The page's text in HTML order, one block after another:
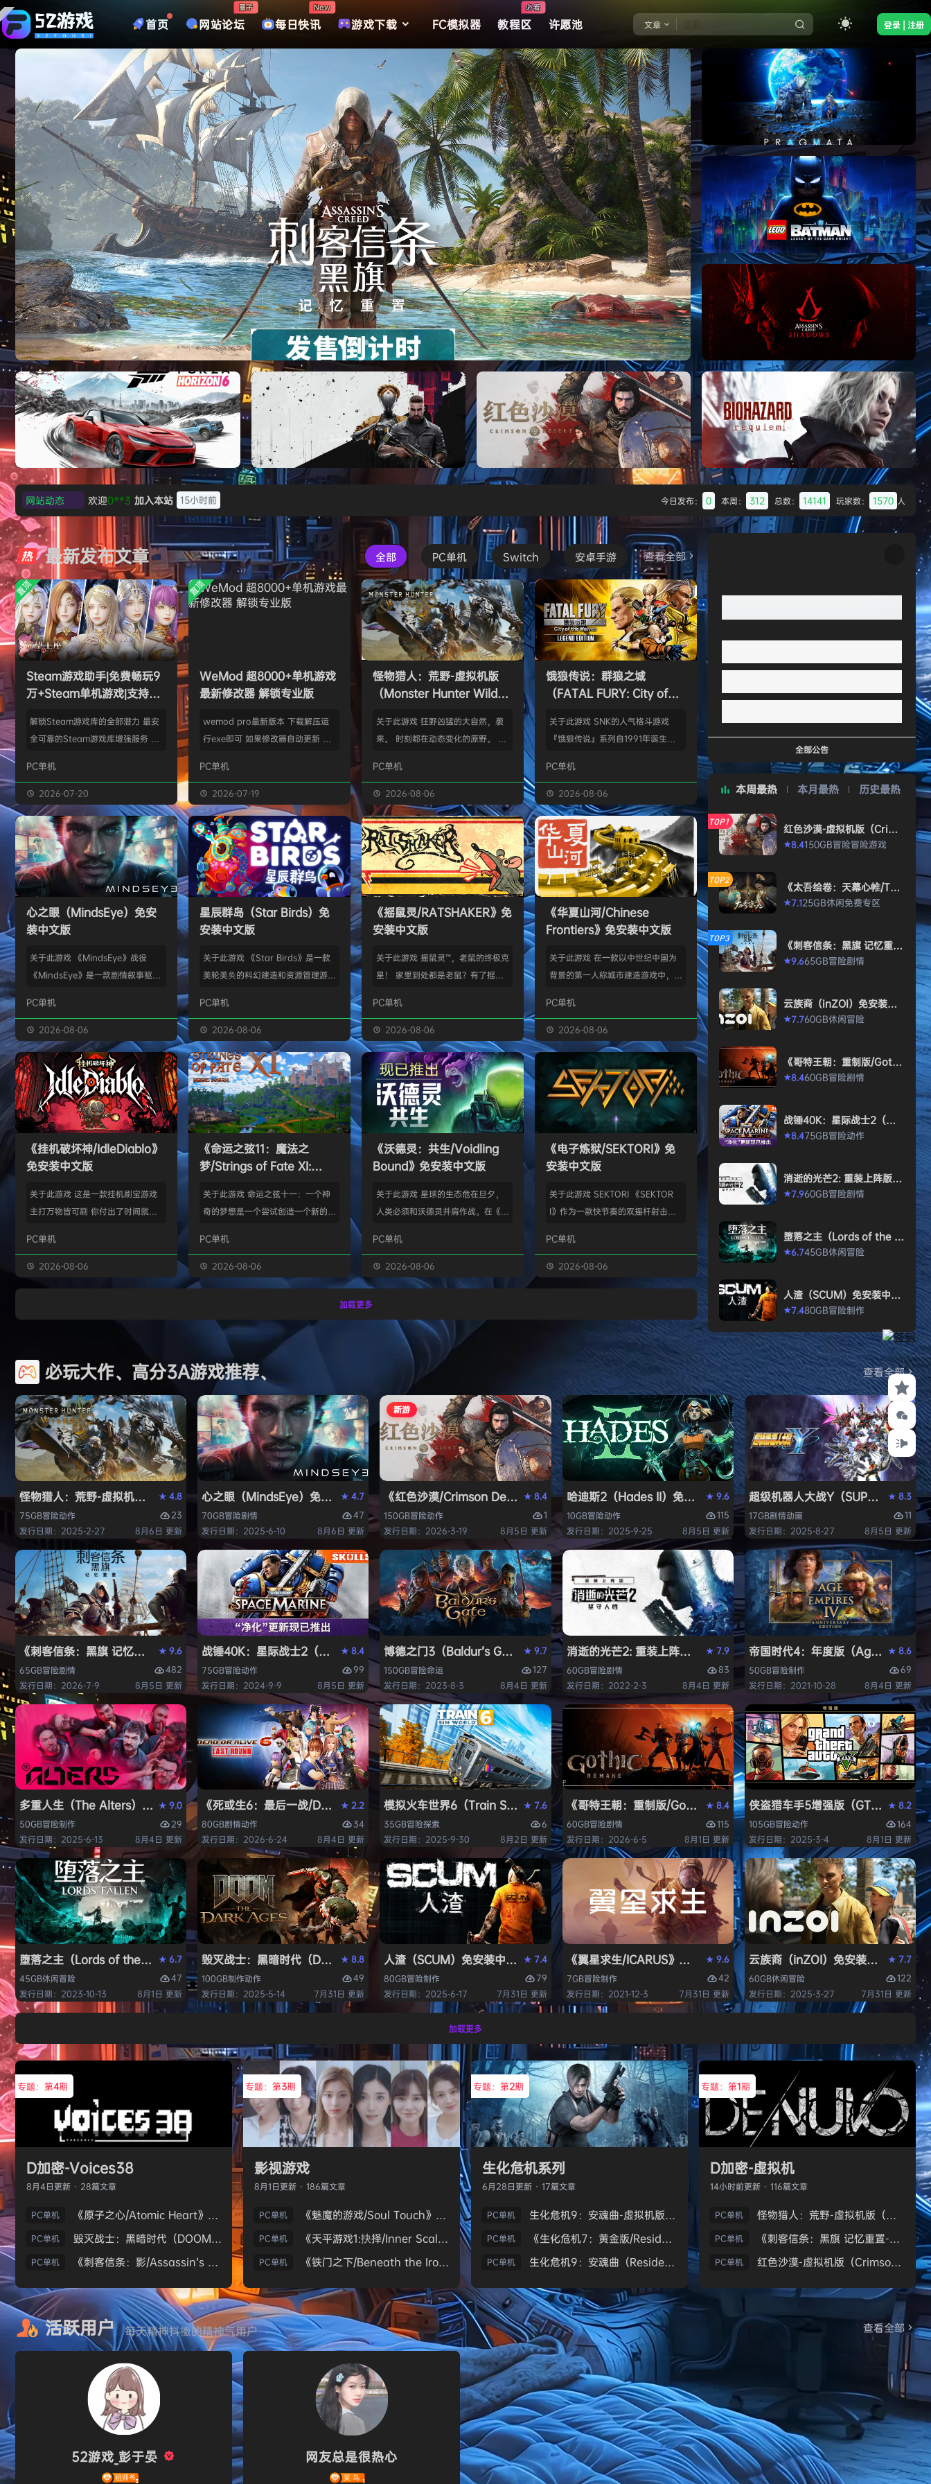
首页 网站论坛
圈子
每日快讯
New
游戏下载 FC模拟器 教程区
必看
许愿池 文章 登录 | 注册
《刺客信条：黑旗 记忆重置-虚拟机版/Assassin’s Creed Black Flag Resynced
HYPERVISOR》免安装中文版
007 初露锋芒（007 First Light
《识质存在/PRAGMATA》免安装中文版
《乐高蝙蝠侠：黑暗骑士之遗/LEGO
Batman: Legacy of the Dark Knight》
免安装中文版
《刺客信条：影/Assassin’s Creed
Shadows》免安装版，非虚拟机
极限竞速：地平线6（Forza Horizon 6）免
安装中文版
《原子之心/Atomic Heart》免安装中文版
红色沙漠-虚拟机版（Crimson Desert
HYPERVISOR）免安装中文版
生化危机9：安魂曲（Resident Evil
Requiem）免安装中文版
网站动态 欢迎c***s 加入本站 16小时前
欢迎V****y 加入本站 19小时前
j***j 加入本站
欢迎1******4 加入本站 8月5日
l***g 签到获取 28 点积分 8月5日
w******g 签到获取 49 点积分 8月4日
欢迎w******g 加入本站 8月4日
欢迎Z******U 加入本站
欢迎k******2 加入本站
欢迎C****i 加入本站
欢迎Q*H 加入本站 14小时前
欢迎e******i 加入本站 14小时前
点积分
欢迎普洱 加入本站 14小时前
欢迎0**3 加入本站 15小时前
今日发布： 0 本周： 312 总数： 14141 玩家数： 1570 人
最新发布文章 全部 PC单机 Switch 安卓手游 查看全部
置顶
Steam游戏助手|免费畅玩9
万+Steam单机游戏|支持D
解锁Steam游戏库的全部潜力 最安
全可靠的Steam游戏库增强服务 工
修改任何steam设置、安全可靠、
可入库游戏总数 94000+、无视已
下架和锁区游戏、支持大多数游戏联
机。 无需为每一款游戏单独付费，
只需支付一次工具费用或订阅费，即
可永久访问工具库内的成千上万款游
戏，包括昂贵的3A大作。 极大地降
低了玩游戏的经济门槛，让玩家可以
无压力地尝试各种类型的游戏。操
作…
PC单机
2026-07-20
置顶
WeMod 超8000+单机游戏
最新修改器 解锁专业版
wemod pro最新版本 下载解压运
行exe即可 如果修改器自动更新 把
r 这个文件替换到新版的即可。 We
Mod 目前支持超过千款热门游戏，
且每周都会追加游戏列表。由于很多
修改器原作者都入驻了，所以修改器
内容更新应该也是最全、最及时的。
千款游戏听起来不多，但其实已经涵
盖了主流热门游戏【资源名称】：w
emod pro【资源版本】：【资源
大…
PC单机
2026-07-19
怪物猎人：荒野-虚拟机版
（Monster Hunter Wilds
版
关于此游戏 狂野凶猛的大自然，袭
来。 时刻都在动态变化的原野。 这
的怪物与人们的故事。 你会化为以
狩猎强大怪物为生的“猎人”，使用狩
猎获得的素材打造更强的武器防具，
并逐渐解明这个世界与人们之间的关
联。 进化的狩猎动作，寻求连续不
断的沉浸感，究极的狩猎体验正等待
你的到来。 故事 数年前，在公会还
没有调查过的未踏足领域“封禁之地”
的边境上，一名少年“纳塔”获救。
公会根…
PC单机
2026-08-06
饿狼传说：群狼之城
（FATAL FURY: City of
关于此游戏 SNK的人气格斗游戏
『饿狼传说』系列自1991年诞生以
潮。从1999年的『饿狼 -MARK OF
THE WOLVES-』起，时隔26年，
系列的最新作品『饿狼传说 City of
the Wolves』终于登场！ ■新实装
了加速兴奋的“REV系统”！ 新实装
的“REV系统”可以从战斗开始发动各
种特殊攻击！“REV武技”、“REV加
速”，还有S.P.G.区…
PC单机
2026-08-06
心之眼（MindsEye）免安
装中文版
关于此游戏 《MindsEye》战役
《MindsEye》是一款剧情叙事驱动
背景设定在近未来沙漠城市红石城。
你将扮演雅各布·迪亚兹——一名退
役士兵，因被植入了神秘的神经植入
体而饱受支离破碎的记忆困扰。在电
影化叙事的战役中，你将执行任务、
揭开过往谜团，并直面一场涉及失控
人工智能、腐败企业与无序军事力量
的惊天阴谋——这场危机的波及范围
远不止红石城本身。 红石城 红石城
是…
PC单机
2026-08-06
星辰群岛（Star Birds）免
安装中文版
关于此游戏 《Star Birds》是一款
美轮美奂的科幻建造和资源管理游
群繁盛起来。不论是熟知此类题材的
老手玩家，还是只想浅尝神游太空滋
味的路人过客，星辰群鸟都会感激你
的陪伴。什么，你说是因为鸟群没了
你，就立马出乱子？哎呀呀，这也只
是其中一个原因而已啦。 扫描附近
的小行星，操纵漫游车揭露各种隐藏
的资源，可能是冰块和金属，也可能
是某些未知之物。建造生产设施，以
便开采资…
PC单机
2026-08-06
《摇鼠灵/RATSHAKER》免
安装中文版
关于此游戏 摇鼠灵™，老鼠的终极克
星！ 家里到处都是老鼠？有了摇鼠
灭所有不速之客！拿在手上大力摇，
剩下的交给摇鼠灵™就行了。不用夹
子，不会搞得乱糟糟，也不用偷偷摸
摸丢死老鼠！ 有了摇鼠灵™，一切尽
在掌握！把那只老鼠摇到服从，看着
“鼠条”填满。摇得多了，就能慢慢彻
底解决你的问题了。摇鼠灵™起效
快，用法简单，效果绝佳，让你的烦
恼瞬间无影无踪。 为什么选择摇鼠
灵™？ 轻松…
PC单机
2026-08-06
《华夏山河/Chinese
Frontiers》免安装中文版
关于此游戏 在一款以中世纪中国为
背景的第一人称城市建造游戏中，规
的工匠起步，循序渐进地规划、生产
并筑起宏伟建筑。管理村民，搭建生
产链，打磨物流，让你的村落以自己
的节奏繁荣发展——无压力，并享受
精巧系统带来的成就感。 探索三大
区域——山间隘口、沙漠平原与肥沃
河谷——各自拥有独特资源、挑战与
令人忍不住截图的景致。地貌不仅是
背景；它会塑造你的策略与可达成的
目标。发掘古老工…
PC单机
2026-08-06
《挂机破坏神/IdleDiablo》
免安装中文版
关于此游戏 这是一款挂机刷宝游戏
主打万物皆可刷 你付出了时间就必
独属于你的强大构筑 装备获取 游戏
中的[装备][技能][护身符]主要通过
与怪物战斗胜利后随机获得 并可通
每个大型章节有若干小关卡。 难度
可分为：…
PC单机
2026-08-06
《命运之弦11：魔法之
梦/Strings of Fate XI:
版
关于此游戏 命运之弦十一：一个神
奇的梦想是一个尝试创造一个新的幻
虚幻引擎的帮助下，使用已经熟悉的
图形技术和机制以丰富多彩的方式呈
现游戏世界。 玩家将看到一个开放
的战斗和与老板的战斗，无论是在表
面上还是在地牢里。 你必须扮演一
组由命运聚集的五个角色来完成一项
伟大的使命-从古老的邪恶中拯救地
球！ 一个古老…
PC单机
2026-08-06
《沃德灵：共生/Voidling
Bound》免安装中文版
关于此游戏 星球的生态危在旦夕，
人类必须和沃德灵并肩作战。在《沃
生物学家，与被称为“沃德灵”的生物
神经链接。不断孵化、培育、升级、
进化你的沃德灵伙伴们，与它们一同
觉，这次你将化身沃德灵，与它们神
经连接，以第三人称射击作为核心，
充分利用不同沃德灵的射击风格应对
多变的战场局面，并且在闪避、格
挡、反击等技能的配…
PC单机
2026-08-06
《电子炼狱/SEKTORI》免
安装中文版
关于此游戏 SEKTORI 《SEKTOR
I》作为一款快节奏的双摇杆射击游
慎选择升级项目，打造强大的构筑，
置身风云变幻的战场，迎战源源不断
地敌人和恢弘的头目。这款游戏需要
进入完全不同的意识状态。 玩法简
洁纯粹，单局游戏耗时较短，大量挑
战，重玩度很高。 游戏特色 战役模
式包含五个世界，关卡动态变化，敌
人种…
PC单机
2026-08-06
加载更多
全部公告
本周最热 本月最热 历史最热
TOP1
红色沙漠-虚拟机版（Crims
on Desert HYPERVISO
R）免安装中文版
★8.4150GB冒险冒险游戏
TOP2
《太吾绘卷：天幕心帷/The
Scroll of Taiwu : Beyond
The Dom》免安装中文版
★7.125GB休闲免费专区
TOP3
《刺客信条：黑旗 记忆重
置-虚拟机版/Assassin’s Cr
eed Black Flag Resynced
★9.665GB冒险剧情
云族裔（inZOI）免安装中
文版
★7.760GB休闲冒险
《哥特王朝：重制版/Gothi
c 1 Remake》免安装中文
版
★8.460GB冒险剧情
战锤40K：星际战士2（Wa
rhammer 40,000: Space
Marine 2）免安装中文版
★8.475GB冒险动作
消逝的光芒2: 重装上阵版
（Dying Light 2 Stay Hu
man: Reloaded Edition）
★7.960GB冒险剧情
堕落之主（Lords of the F
allen）免安装中文版
★6.745GB休闲冒险
人渣（SCUM）免安装中文
版
★7.480GB冒险制作
必玩大作、高分3A游戏推荐、 查看全部
怪物猎人：荒野-虚拟机版（Monster Hunter Wilds HYPERVISOR）免安装中文版
★ 4.8
75GB冒险动作
23
发行日期：2025-2-27
8月6日 更新
心之眼（MindsEye）免安装中文版
★ 4.7
70GB冒险剧情
47
发行日期：2025-6-10
8月6日 更新
新游
《红色沙漠/Crimson Desert》免安装中文版
★8.4
150GB冒险动作
1
发行日期：2026-3-19
8月5日 更新
哈迪斯2（Hades II）免安装中文版
★9.6
10GB冒险动作
115
发行日期：2025-9-25
8月5日 更新
超级机器人大战Y（SUPER ★8.3
17GB剧情动画
11
发行日期：2025-8-27
8月5日 更新
《刺客信条：黑旗 记忆重置-虚拟机版/Assassin’s Creed Black Flag Resynced HYPERVISOR》免安装中文版
★ 9.6
65GB冒险剧情
482
发行日期：2026-7-9
8月5日 更新
战锤40K：星际战士2（Warhammer 40,000: Space Marine 2）免安装中文版
★ 8.4
75GB冒险动作
99
发行日期：2024-9-9
8月5日 更新
博德之门3（Baldur’s Gate 3）免安装中文版
★9.7
150GB冒险命运
127
发行日期：2023-8-3
8月4日 更新
消逝的光芒2: 重装上阵版（Dying Light 2 Stay Human: Reloaded
★7.9
60GB冒险剧情
83
发行日期：2022-2-3
8月4日 更新
帝国时代4：年度版（Age of
★8.6
50GB冒险制作
69
发行日期：2021-10-28
8月4日 更新
多重人生（The Alters）免安装中文版
★ 9.0
50GB冒险制作
29
发行日期：2025-6-13
8月4日 更新
《死或生6：最后一战/DEAD OR ALIVE 6 Last Round》免安装中文版
★ 2.2
80GB剧情动作
34
发行日期：2026-6-24
8月4日 更新
模拟火车世界6（Train Sim World 6）免安装中文版
★7.6
35GB冒险探索
6
发行日期：2025-9-30
8月2日 更新
《哥特王朝：重制版/Gothic 1 Remake》免安装中文版
★8.4
60GB冒险剧情
115
发行日期：2026-6-5
8月1日 更新
侠盗猎车手5增强版（GTA5增强
★8.2
105GB冒险动作
164
发行日期：2025-3-4
8月1日 更新
堕落之主（Lords of the Fallen）免安装中文版
★ 6.7
45GB休闲冒险
47
发行日期：2023-10-13
8月1日 更新
毁灭战士：黑暗时代（DOOM: The Dark Ages）免安装中文版
★ 8.8
100GB制作动作
49
发行日期：2025-5-14
7月31日 更新
人渣（SCUM）免安装中文版★7.4
80GB冒险制作
79
发行日期：2025-6-17
7月31日 更新
《翼星求生/ICARUS》免安装中文版
★9.6
7GB冒险制作
42
发行日期：2021-12-3
7月31日 更新
云族裔（inZOI）免安装中文版
★7.7
60GB休闲冒险
122
发行日期：2025-3-27
7月31日 更新
加载更多
专题：第4期
D加密-Voices38
8月4日更新 · 28篇文章
PC单机 《原子之心/Atomic Heart》免安装中文版
PC单机 毁灭战士：黑暗时代（DOOM: The Dark Ages）免安装中文版
PC单机 《刺客信条：影/Assassin’s Creed Shadows》免安装版，非虚拟机
专题：第3期
影视游戏
8月1日更新 · 186篇文章
PC单机 《魅魔的游戏/Soul Touch》免安装中文版
PC单机 《天平游戏1:抉择/Inner Scales 1：Choice》免安装中文版
PC单机 《铁门之下/Beneath the Iron Gate》免安装中文版
专题：第2期
生化危机系列
6月28日更新 · 17篇文章
PC单机 生化危机9：安魂曲-虚拟机版（Resident Evil Requiem HYPERVISOR）免安装中文版
PC单机 《生化危机7：黄金版/Resident Evil 7 Biohazard》免安装中文版
PC单机 生化危机9：安魂曲（Resident Evil Requiem）免安装中文版
专题：第1期
D加密-虚拟机
14小时前更新 · 116篇文章
PC单机 怪物猎人：荒野-虚拟机版（Monster Hunter Wilds HYPERVISOR）免安装中文版
PC单机 《刺客信条：黑旗 记忆重置-虚拟机版/Assassin’s Creed Black Flag Resynced HYPERVISOR》免安装中文版
PC单机 红色沙漠-虚拟机版（Crimson Desert HYPERVISOR）免安装中文版
活跃用户 每天精神抖擞的精神气用户 查看全部
52游戏_彭于晏 网友总是很热心